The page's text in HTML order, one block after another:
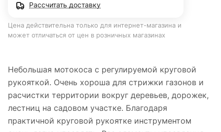
Рассчитать доставку
Цена действительна только для интернет-магазина и
может отличаться от цен в розничных магазинах
Небольшая мотокоса с регулируемой круговой
рукояткой. Очень хороша для стрижки газонов и
расчистки территории вокруг деревьев, дорожек,
лестниц на садовом участке. Благодаря
практичной круговой рукоятке инструментом